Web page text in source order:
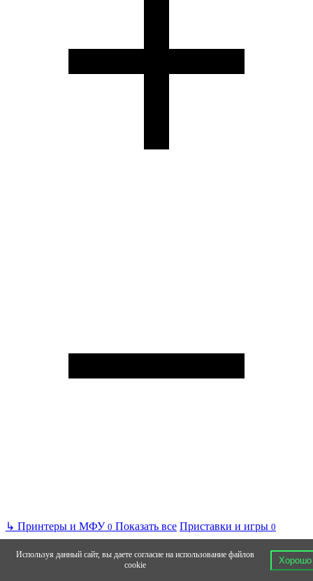
↳ Принтеры и МФУ 0 Показать все Приставки и игры 0
Используя данный сайт, вы даете согласие на использование файлов
cookie
Хорошо